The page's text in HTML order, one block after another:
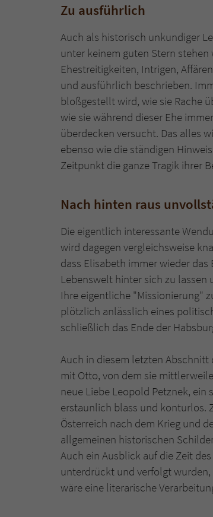
Zu ausführlich
Auch als historisch unkundiger
unter keinem guten Stern
Ehestreitigkeiten, Intrigen,
und ausführlich beschrieben.
bloßgestellt wird, wie sie Rache
wie sie während dieser Ehe
überdecken versucht. Das alles
ebenso wie die ständigen
Zeitpunkt die ganze Tragik ihrer
Nach hinten raus
Die eigentlich interessante
wird dagegen vergleichsweise
dass Elisabeth immer wieder
Lebenswelt hinter sich zu lassen
Ihre eigentliche "Missionierung"
plötzlich anlässlich eines
schließlich das Ende der
Auch in diesem letzten
mit Otto, von dem sie
neue Liebe Leopold Petznek,
erstaunlich blass und konturlos.
Österreich nach dem Krieg und
allgemeinen historischen
Auch ein Ausblick auf die Zeit
unterdrückt und verfolgt
wäre eine literarische